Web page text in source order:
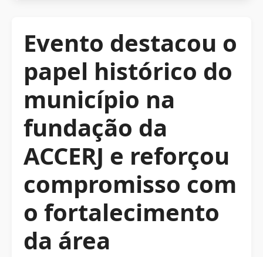
Evento destacou o
papel histórico do
município na
fundação da
ACCERJ e reforçou
compromisso com
o fortalecimento
da área